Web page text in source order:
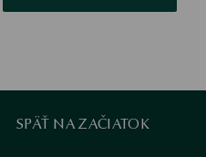
SPÄŤ NA ZAČIATOK